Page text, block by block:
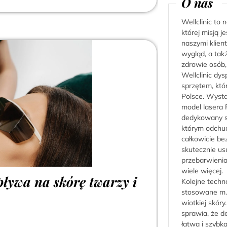
na skórę twarzy i
Wellclinic to
której misją
naszymi
wygląd, a
zdrowie
Wellclinic
sprzętem,
Polsce.
model lasera
dedykowany
którym
całkowicie
skutecznie
wiele więcej.
Kolejne
stosowane
wiotkiej
sprawia, że
łatwa i